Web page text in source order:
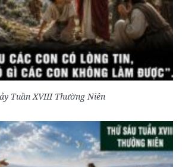
Tuần XVIII Thường Niên